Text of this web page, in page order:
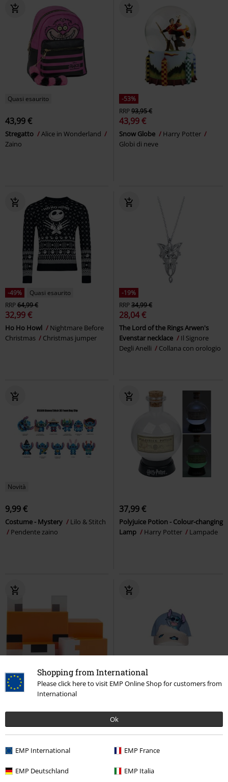
Shopping from International
Please click here to visit EMP Online Shop for customers from
International
Ok
EMP International EMP France
EMP Deutschland EMP Italia
Quasi esaurito
43,99 €
Stregatto
Alice in Wonderland
Zaino
-53%
RRP93,95 €
43,99 €
Snow Globe
Harry Potter
Globi di neve
-49%
Quasi esaurito
RRP64,99 €
32,99 €
Ho Ho Howl
Nightmare Before
Christmas
Christmas jumper
-19%
RRP34,99 €
28,04 €
The Lord of the Rings Arwen's
Evenstar necklace
Il Signore
Degli Anelli
Collana con orologio
Novità
9,99 €
Costume - Mystery
Lilo & Stitch
Pendente zaino
37,99 €
Polyjuice Potion - Colour-changing
Lamp
Harry Potter Lampade
Fox
Cappello